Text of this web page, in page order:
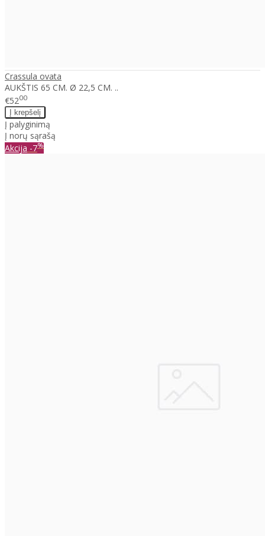
Crassula ovata
AUKŠTIS 65 CM. Ø 22,5 CM. ..
€5200
Į palyginimą
Į norų sąrašą
Akcija -7%